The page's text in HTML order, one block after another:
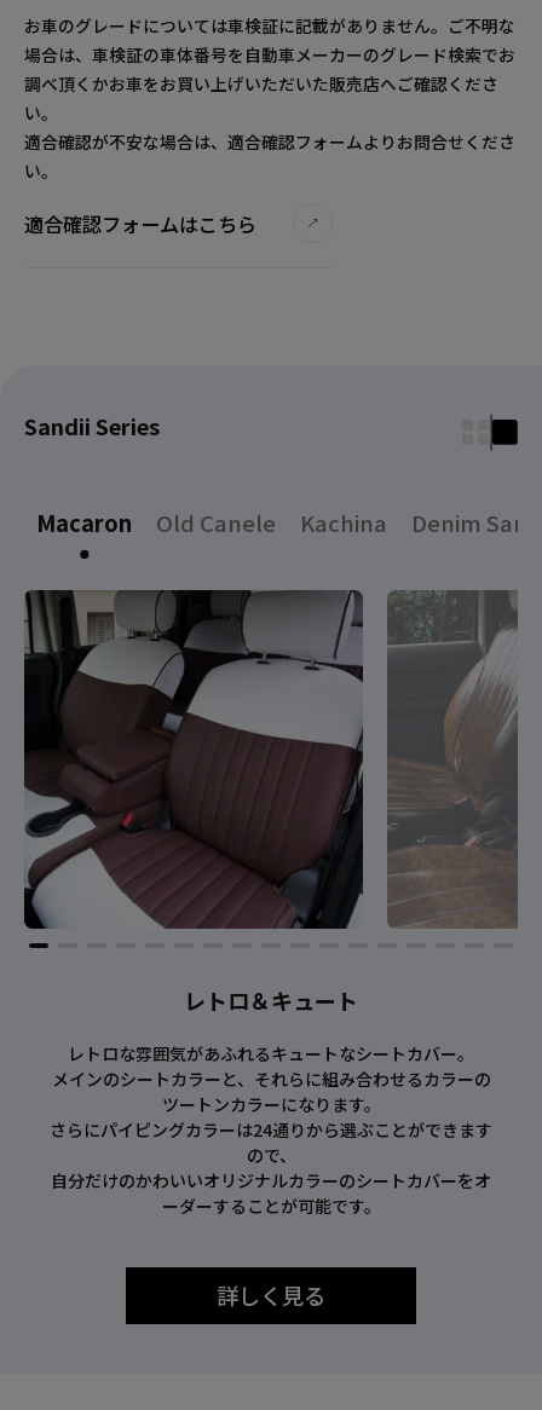
お車のグレードについては車検証に記載がありません。ご不明な
場合は、車検証の車体番号を自動車メーカーのグレード検索でお
調べ頂くかお車をお買い上げいただいた販売店へご確認くださ
い。
適合確認が不安な場合は、適合確認フォームよりお問合せくださ
い。
適合確認フォームはこちら
Sandii Series
Macaron Old Canele Kachina Denim Sand
レトロ＆キュート
レトロな雰囲気があふれるキュートなシートカバー。
メインのシートカラーと、それらに組み合わせるカラーの
ツートンカラーになります。
さらにパイピングカラーは24通りから選ぶことができます
ので、
自分だけのかわいいオリジナルカラーのシートカバーをオ
ーダーすることが可能です。
詳しく見る